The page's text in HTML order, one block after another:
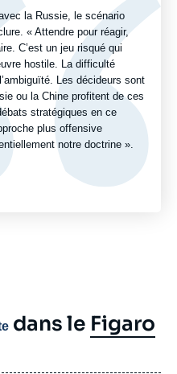
la Russie, le scénario
« Attendre pour réagir,
C’est un jeu risqué qui
hostile. La difficulté
Les décideurs sont
ou la Chine profitent de ces
stratégiques en ce
plus offensive
notre doctrine ».
dans le Figaro